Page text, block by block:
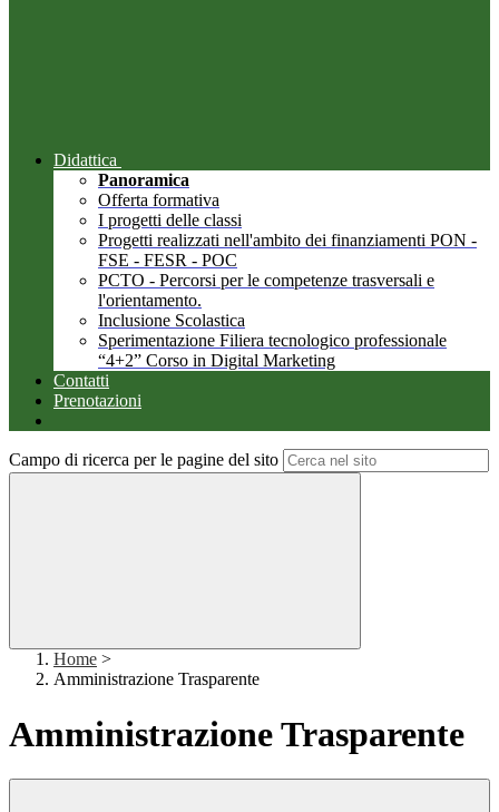
Didattica
Panoramica
Offerta formativa
I progetti delle classi
Progetti realizzati nell'ambito dei finanziamenti PON -
FSE - FESR - POC
PCTO - Percorsi per le competenze trasversali e
l'orientamento.
Inclusione Scolastica
Sperimentazione Filiera tecnologico professionale
“4+2” Corso in Digital Marketing
Contatti
Prenotazioni
Campo di ricerca per le pagine del sito
Home >
Amministrazione Trasparente
Amministrazione Trasparente